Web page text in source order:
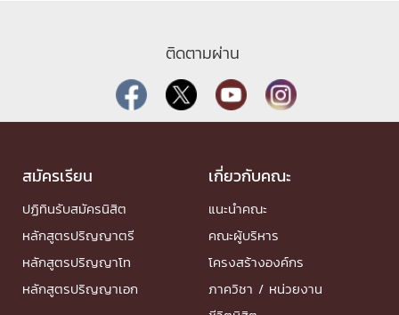
ติดตามผ่าน
สมัครเรียน
ปฏิทินรับสมัครนิสิต
หลักสูตรปริญญาตรี
หลักสูตรปริญญาโท
หลักสูตรปริญญาเอก
เกี่ยวกับคณะ
แนะนำคณะ
คณะผู้บริหาร
โครงสร้างองค์กร
ภาควิชา / หน่วยงาน